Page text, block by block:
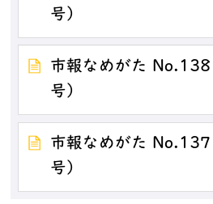
号）
市報なめがた No.138
号）
市報なめがた No.137
号）